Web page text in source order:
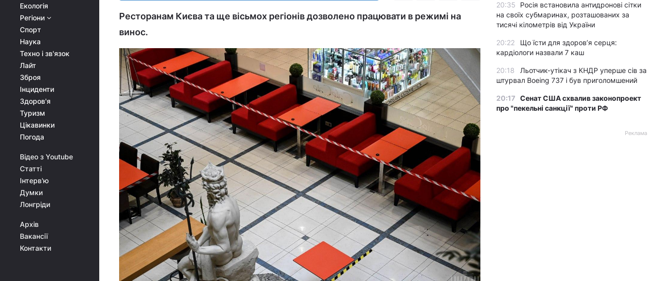
Екологія
Регіони
Спорт
Наука
Техно і зв'язок
Лайт
Зброя
Інциденти
Здоров'я
Туризм
Цікавинки
Погода
Відео з Youtube
Статті
Інтерв'ю
Думки
Лонгріди
Архів
Вакансії
Контакти
Ресторанам Києва та ще вісьмох регіонів дозволено працювати в режимі на
винос.
20:35
Росія встановила антидронові сітки
на своїх субмаринах, розташованих за
тисячі кілометрів від України
20:22
Що їсти для здоров’я серця:
кардіологи назвали 7 каш
20:18
Льотчик-утікач з КНДР уперше сів за
штурвал Boeing 737 і був приголомшений
20:17 Сенат США схвалив законопроект
про "пекельні санкції" проти РФ
Реклама